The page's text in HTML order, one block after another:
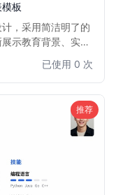
板
，采用简洁明了的
示教育背景、实习
想选择。
已使用 0 次
推荐